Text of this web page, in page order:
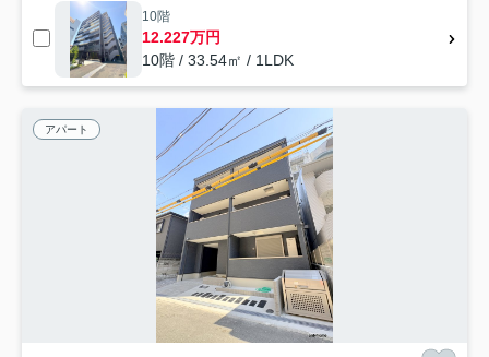
10階
12.227万円
10階 / 33.54㎡ / 1LDK
アパート